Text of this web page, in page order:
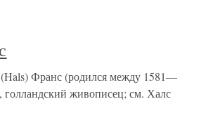
(Hals) Франс (родился между 1581—
живописец; см. Халс